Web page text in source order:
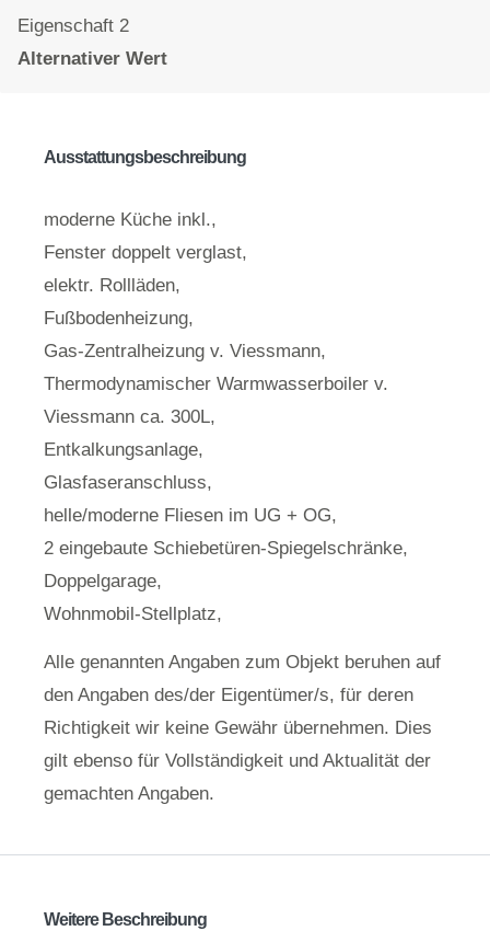
Eigenschaft 2
Alternativer Wert
Ausstattungsbeschreibung
moderne Küche inkl.,
Fenster doppelt verglast,
elektr. Rollläden,
Fußbodenheizung,
Gas-Zentralheizung v. Viessmann,
Thermodynamischer Warmwasserboiler v.
Viessmann ca. 300L,
Entkalkungsanlage,
Glasfaseranschluss,
helle/moderne Fliesen im UG + OG,
2 eingebaute Schiebetüren-Spiegelschränke,
Doppelgarage,
Wohnmobil-Stellplatz,
Alle genannten Angaben zum Objekt beruhen auf
den Angaben des/der Eigentümer/s, für deren
Richtigkeit wir keine Gewähr übernehmen. Dies
gilt ebenso für Vollständigkeit und Aktualität der
gemachten Angaben.
Weitere Beschreibung